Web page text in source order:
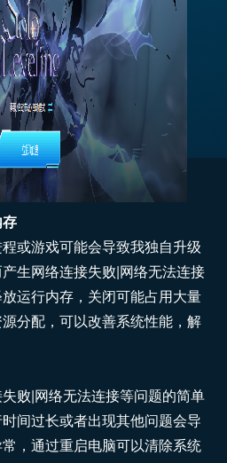
或游戏可能会导致我独自升级
生网络连接失败|网络无法连接
运行内存，关闭可能占用大量
分配，可以改善系统性能，解
败|网络无法连接等问题的简单
间过长或者出现其他问题会导
，通过重启电脑可以清除系统